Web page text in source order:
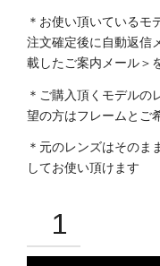
＊お使い頂いているモ
注文確定後に自動返信
載したご案内メール＞
＊ご購入頂くモデルの
望の方はフレームとご
＊元のレンズはそのま
してお使い頂けます